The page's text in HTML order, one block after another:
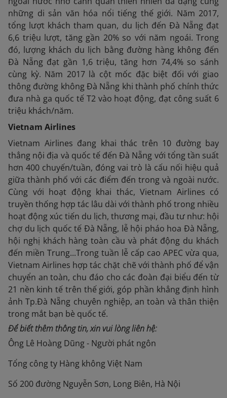
những di sản văn hóa nổi tiếng thế giới. Năm 2017,
tổng lượt khách tham quan, du lịch đến Đà Nẵng đạt
6,6 triệu lượt, tăng gần 20% so với năm ngoái. Trong
đó, lượng khách du lịch bằng đường hàng không đến
Đà Nẵng đạt gần 1,6 triệu, tăng hơn 74,4% so sánh
cùng kỳ. Năm 2017 là cột mốc đặc biệt đối với giao
thông đường không Đà Nẵng khi thành phố chính thức
đưa nhà ga quốc tế T2 vào hoạt động, đạt công suất 6
triệu khách/năm.
Vietnam Airlines
Vietnam Airlines đang khai thác trên 10 đường bay
thẳng nội địa và quốc tế đến Đà Nẵng với tổng tần suất
hơn 400 chuyến/tuần, đóng vai trò là cấu nối hiệu quả
giữa thành phố với các điểm đến trong và ngoài nước.
Cùng với hoạt động khai thác, Vietnam Airlines có
truyền thống hợp tác lâu dài với thành phố trong nhiều
hoạt động xúc tiến du lịch, thương mại, đầu tư như: hội
chợ du lịch quốc tế Đà Nẵng, lễ hội pháo hoa Đà Nẵng,
hội nghị khách hàng toàn cầu và phát động du khách
đến miền Trung...Trong tuần lễ cấp cao APEC vừa qua,
Vietnam Airlines hợp tác chặt chẽ với thành phố để vận
chuyển an toàn, chu đáo cho các đoàn đại biểu đến từ
21 nền kinh tế trên thế giới, góp phần khẳng định hình
ảnh Tp.Đà Nẵng chuyên nghiệp, an toàn và thân thiện
trong mắt bạn bè quốc tế.
Để biết thêm thông tin, xin vui lòng liên hệ:
Ông Lê Hoàng Dũng - Người phát ngôn
Tổng công ty Hàng không Việt Nam
Số 200 đường Nguyễn Sơn, Long Biên, Hà Nội